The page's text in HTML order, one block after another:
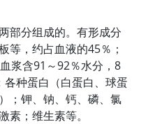
部分组成的。有形成分
等，约占血液的45％；
浆含91～92％水分，8
种蛋白（白蛋白、球蛋
；钾、钠、钙、磷、氯
素；维生素等。